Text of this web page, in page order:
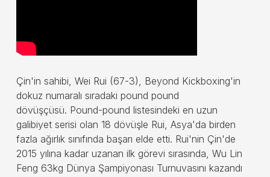
Çin'in sahibi, Wei Rui (67-3), Beyond Kickboxing'in
dokuz numaralı sıradaki pound pound
dövüşçüsü. Pound-pound listesindeki en uzun
galibiyet serisi olan 18 dövüşle Rui, Asya'da birden
fazla ağırlık sınıfında başarı elde etti. Rui'nin Çin'de
2015 yılına kadar uzanan ilk görevi sırasında, Wu Lin
Feng 63kg Dünya Şampiyonası Turnuvasını kazandı